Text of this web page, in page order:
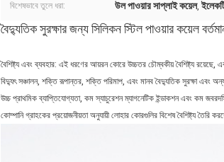
বিশেষভাবে তুলে ধরা: উল পাওয়ার সাপ্লাই কয়েল,
বৈদ্যুতিক সুরক্ষার জন্য সিলিকন স্টিল পাওয়ার কয়েল
বৈশিষ্ট্য এবং ব্যবহার: এই ধরণের আয়রন কোরে উচ্চতর চৌম্বকীয় বৈশিষ্ট্য
বিদ্যুৎ সঞ্চালন, শক্তি রূপান্তর, শক্তি পরিমাপ, এবং মানব বৈদ্যুতিক সুরক্ষা এবং
উচ্চ প্রাথমিক ব্যাপ্তিযোগ্যতা, কম স্যাচুরেশন ম্যাগনেটিক ইন্ডাকশন এবং কম
কোম্পানি গ্রাহকের প্রয়োজনীয়তা অনুযায়ী লোহার কোরগুলির বিশেষ বৈশিষ্ট্য তৈরি